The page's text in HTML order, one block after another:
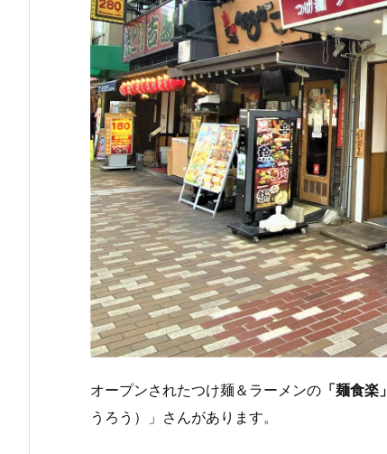
オープンされたつけ麺＆ラーメンの 「麺食楽」
うろう）」さんがあります。